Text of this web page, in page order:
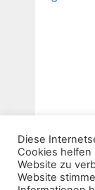
Diese
Cookies
Website zu
Website